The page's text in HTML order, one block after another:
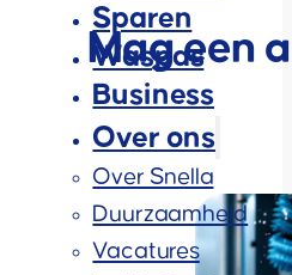
Sparen
Waspas
Business
Over ons
Over Snella
Duurzaamheid
Vacatures
Mag een